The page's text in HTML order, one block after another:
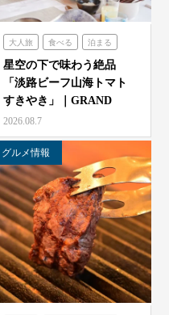
大人旅 食べる 泊まる
グランシャリオ
星空の下で味わう絶品
「淡路ビーフ山海トマト
すきやき」｜GRAND
CHARIOT 北斗七星…
2026.08.7
グルメ情報